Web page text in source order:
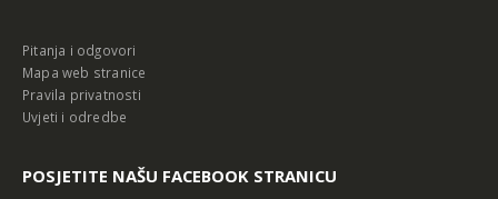
Pitanja i odgovori
Mapa web stranice
Pravila privatnosti
Uvjeti i odredbe
POSJETITE NAŠU FACEBOOK STRANICU